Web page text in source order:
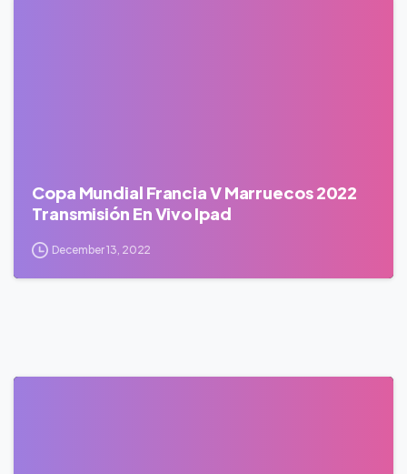
Copa Mundial Francia V Marruecos 2022
Transmisión En Vivo Ipad
December 13, 2022